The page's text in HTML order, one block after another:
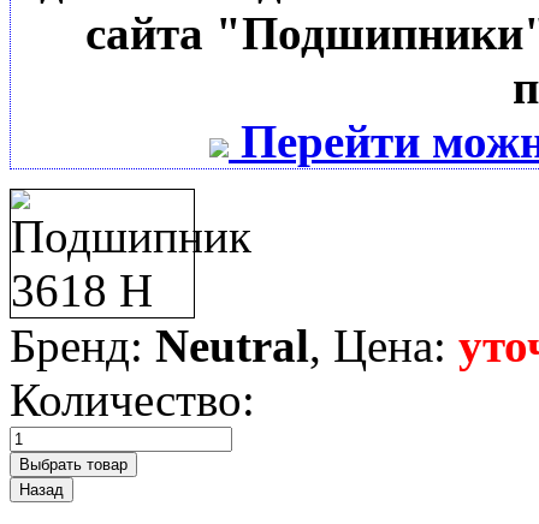
сайта
Перейти
Бренд: Neutral, Цена:
Количество: